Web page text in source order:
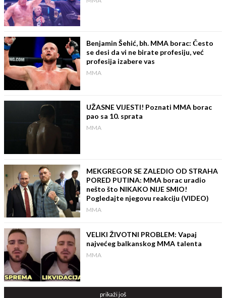
Benjamin Šehić, bh. MMA borac: Često
se desi da vi ne birate profesiju, već
profesija izabere vas
MMA
UŽASNE VIJESTI! Poznati MMA borac
pao sa 10. sprata
MMA
MEKGREGOR SE ZALEDIO OD STRAHA
PORED PUTINA: MMA borac uradio
nešto što NIKAKO NIJE SMIO!
Pogledajte njegovu reakciju (VIDEO)
MMA
VELIKI ŽIVOTNI PROBLEM: Vapaj
najvećeg balkanskog MMA talenta
MMA
prikaži još